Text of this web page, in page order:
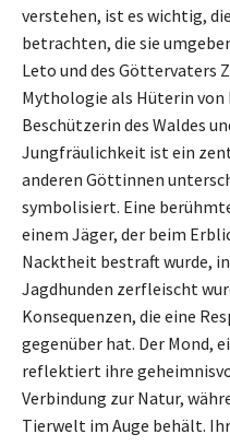
verstehen, ist es wichtig,
betrachten, die sie
Leto und des Göttervaters
Mythologie als Hüterin von
Beschützerin des Waldes
Jungfräulichkeit ist ein
anderen Göttinnen
symbolisiert. Eine
einem Jäger, der beim
Nacktheit bestraft wurde,
Jagdhunden zerfleischt
Konsequenzen, die eine
gegenüber hat. Der Mond,
reflektiert ihre
Verbindung zur Natur,
Tierwelt im Auge behält.